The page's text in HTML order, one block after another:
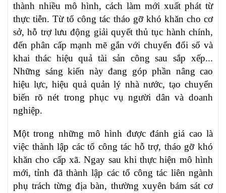
thành nhiều mô hình, cách làm mới xuất phát từ
thực tiễn. Từ tổ công tác tháo gỡ khó khăn cho cơ
sở, hỗ trợ lưu động giải quyết thủ tục hành chính,
đến phân cấp mạnh mẽ gắn với chuyển đổi số và
khai thác hiệu quả tài sản công sau sắp xếp...
Những sáng kiến này đang góp phần nâng cao
hiệu lực, hiệu quả quản lý nhà nước, tạo chuyển
biến rõ nét trong phục vụ người dân và doanh
nghiệp.
Một trong những mô hình được đánh giá cao là
việc thành lập các tổ công tác hỗ trợ, tháo gỡ khó
khăn cho cấp xã. Ngay sau khi thực hiện mô hình
mới, tỉnh đã thành lập các tổ công tác liên ngành
phụ trách từng địa bàn, thường xuyên bám sát cơ